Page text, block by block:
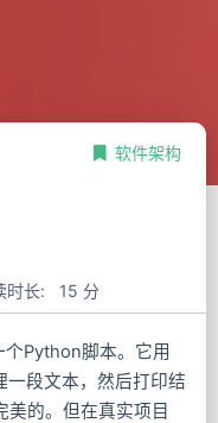
软件架构
时长: 15 分
Python脚本。它用
一段文本，然后打印结
美的。但在真实项目